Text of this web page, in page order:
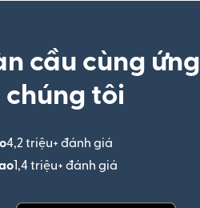
cầu cùng ứng
tôi
4,2 triệu+ đánh giá
1,4 triệu+ đánh giá